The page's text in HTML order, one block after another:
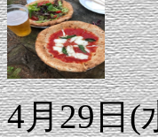
4月29日(